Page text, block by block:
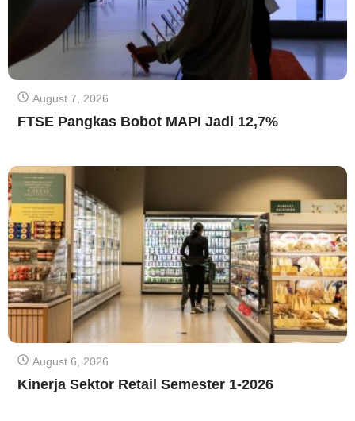
August 7, 2026
FTSE Pangkas Bobot MAPI Jadi 12,7%
August 6, 2026
Kinerja Sektor Retail Semester 1-2026